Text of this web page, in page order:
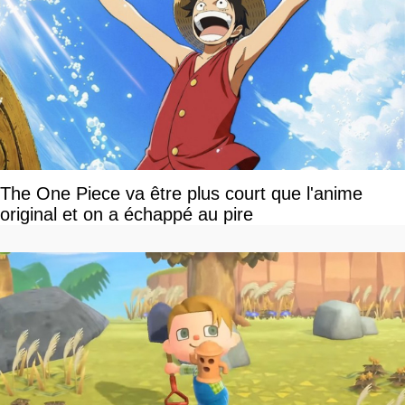
The One Piece va être plus court que l'anime
original et on a échappé au pire